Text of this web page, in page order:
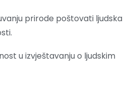
prirode poštovati ljudska
u izvještavanju o ljudskim